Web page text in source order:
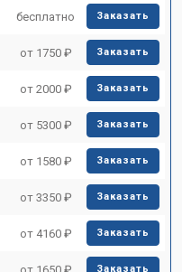
бесплатно Заказать
от 1750 ₽ Заказать
от 2000 ₽ Заказать
от 5300 ₽ Заказать
от 1580 ₽ Заказать
от 3350 ₽ Заказать
от 4160 ₽ Заказать
от 1650 ₽ Заказать